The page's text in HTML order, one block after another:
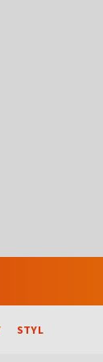
STYL